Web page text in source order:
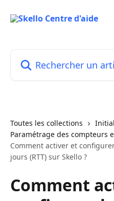
Toutes les collections
Paramétrage des compteurs
Comment activer et
jours (RTT) sur Skello ?
Comment